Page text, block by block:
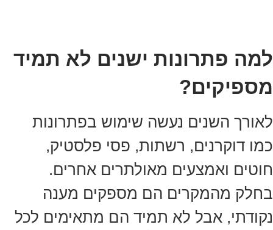
למה פתרונות ישנים לא תמיד
מספיקים?
לאורך השנים נעשה שימוש בפתרונות
כמו דוקרנים, רשתות, פסי פלסטיק,
חוטים ואמצעים מאולתרים אחרים.
בחלק מהמקרים הם מספקים מענה
נקודתי, אבל לא תמיד הם מתאימים לכל